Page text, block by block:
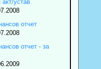
устав
отчет
отчет - за